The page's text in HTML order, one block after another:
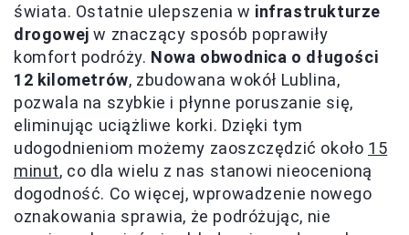
świata. Ostatnie ulepszenia w infrastrukturze
drogowej w znaczący sposób poprawiły
komfort podróży. Nowa obwodnica o długości
12 kilometrów, zbudowana wokół Lublina,
pozwala na szybkie i płynne poruszanie się,
eliminując uciążliwe korki. Dzięki tym
udogodnieniom możemy zaoszczędzić około 15
minut, co dla wielu z nas stanowi nieocenioną
dogodność. Co więcej, wprowadzenie nowego
oznakowania sprawia, że podróżując, nie